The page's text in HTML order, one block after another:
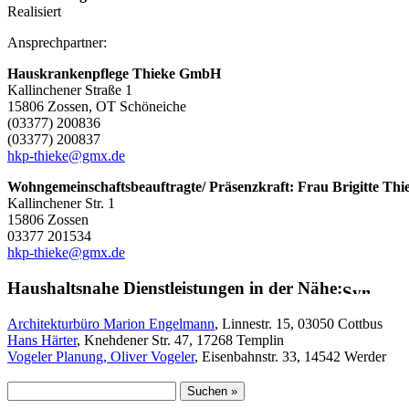
Realisiert
Ansprechpartner:
Hauskrankenpflege Thieke GmbH
Kallinchener Straße 1
15806 Zossen, OT Schöneiche
(03377) 200836
(03377) 200837
hkp-thieke@gmx.de
Wohngemeinschaftsbeauftragte/ Präsenzkraft: Frau Brigitte
Kallinchener Str. 1
15806 Zossen
03377 201534
hkp-thieke@gmx.de
Haushaltsnahe Dienstleistungen in der Nähe:
Architekturbüro Marion Engelmann, Linnestr. 15, 03050 Cottbus
Hans Härter, Knehdener Str. 47, 17268 Templin
Vogeler Planung, Oliver Vogeler, Eisenbahnstr. 33, 14542 Werder